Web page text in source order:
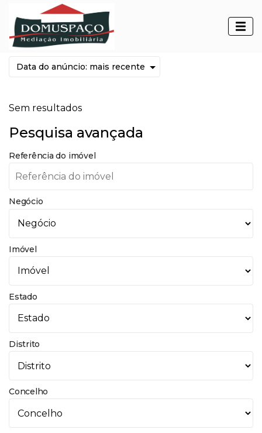
Imóveis para arrendar
Sem resultados
Pesquisa avançada
Referência do imóvel
Negócio
Imóvel
Estado
Distrito
Concelho